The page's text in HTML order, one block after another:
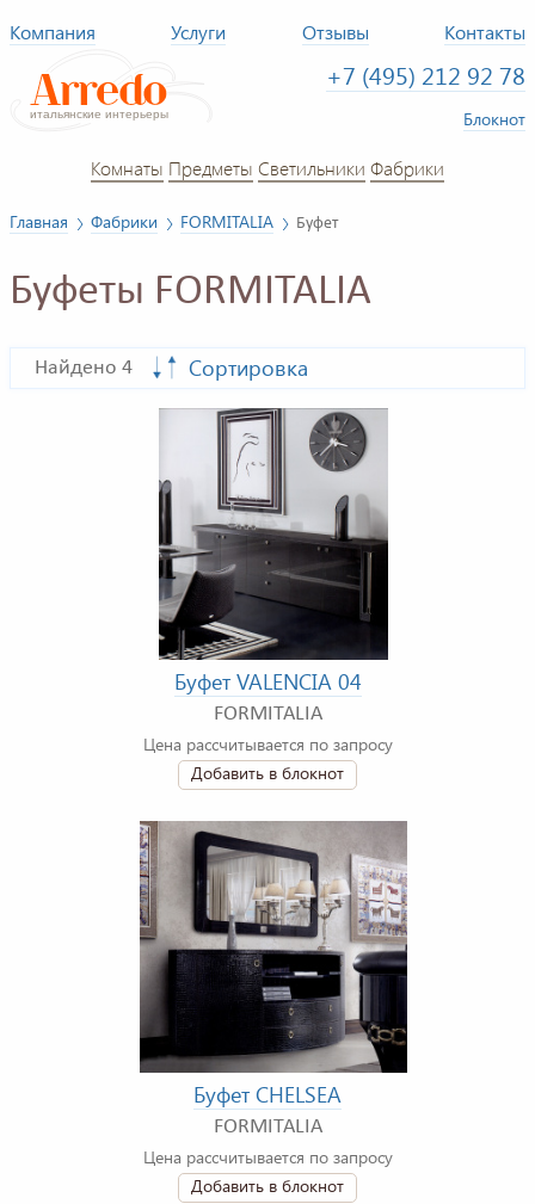
Компания Услуги Отзывы Контакты
+7 (495) 212 92 78
Блокнот
Комнаты Предметы Светильники Фабрики
Главная Фабрики FORMITALIA Буфет
Буфеты FORMITALIA
Найдено 4 Сортировка
Буфет VALENCIA 04
FORMITALIA
Цена рассчитывается по запросу
Добавить в блокнот
Буфет CHELSEA
FORMITALIA
Цена рассчитывается по запросу
Добавить в блокнот